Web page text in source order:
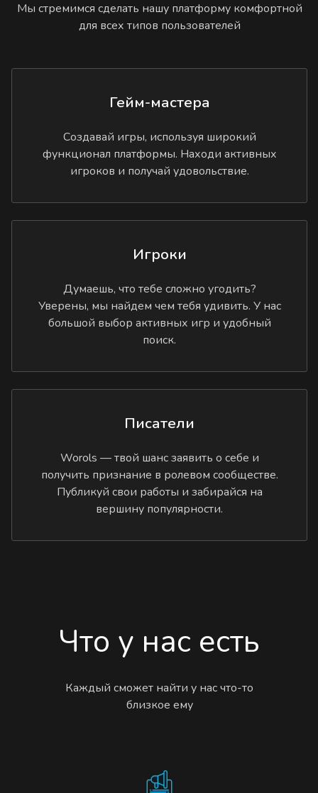
Мы стремимся сделать нашу платформу комфортной
для всех типов пользователей
Гейм-мастера
Создавай игры, используя широкий
функционал платформы. Находи активных
игроков и получай удовольствие.
Игроки
Думаешь, что тебе сложно угодить?
Уверены, мы найдем чем тебя удивить. У нас
большой выбор активных игр и удобный
поиск.
Писатели
Worols — твой шанс заявить о себе и
получить признание в ролевом сообществе.
Публикуй свои работы и забирайся на
вершину популярности.
Что у нас есть
Каждый сможет найти у нас что-то
близкое ему